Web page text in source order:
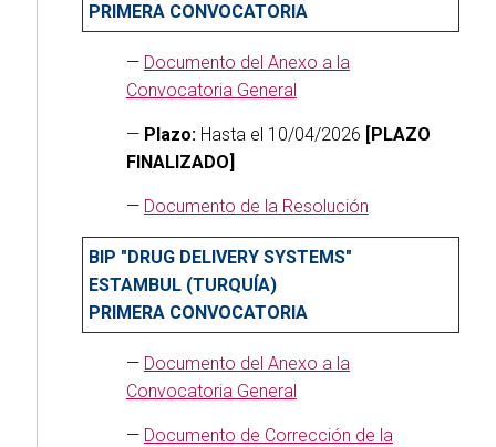
PRIMERA CONVOCATORIA
— Documento del Anexo a la
Convocatoria General
— Plazo:Hasta el 10/04/2026 [PLAZO
FINALIZADO]
— Documento de la Resolución
BIP "DRUG DELIVERY SYSTEMS"
ESTAMBUL (TURQUÍA)
PRIMERA CONVOCATORIA
— Documento del Anexo a la
Convocatoria General
— Documento de Corrección de la